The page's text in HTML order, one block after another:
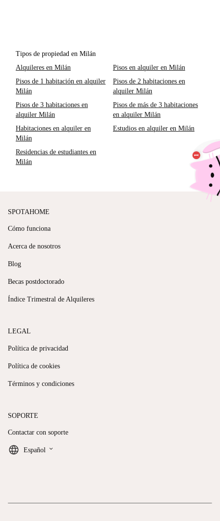
Tipos de propiedad en Milán
Alquileres en Milán
Pisos en alquiler en Milán
Pisos de 1 habitación en alquiler
Milán
Pisos de 2 habitaciones en
alquiler Milán
Pisos de 3 habitaciones en
alquiler Milán
Pisos de más de 3 habitaciones
en alquiler Milán
Habitaciones en alquiler en
Milán
Estudios en alquiler en Milán
Residencias de estudiantes en
Milán
SPOTAHOME
Cómo funciona
Acerca de nosotros
Blog
Becas postdoctorado
Índice Trimestral de Alquileres
LEGAL
Política de privacidad
Política de cookies
Términos y condiciones
SOPORTE
Contactar con soporte
Español keyboard_arrow_down